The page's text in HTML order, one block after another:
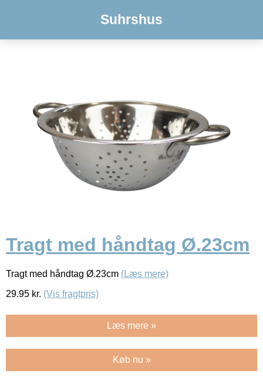
Suhrshus
Tragt med håndtag Ø.23cm
Tragt med håndtag Ø.23cm (Læs mere)
29.95 kr. (Vis fragtpris)
Læs mere »
Køb nu »